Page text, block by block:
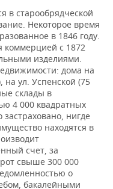
в старообрядческой
Некоторое время
в 1846 году.
коммерцией с 1872
изделиями.
дома на
на ул. Успенской (75
склады в
4 000 квадратных
нигде
находятся в
счет, за
свыше 300 000
о
бакалейными